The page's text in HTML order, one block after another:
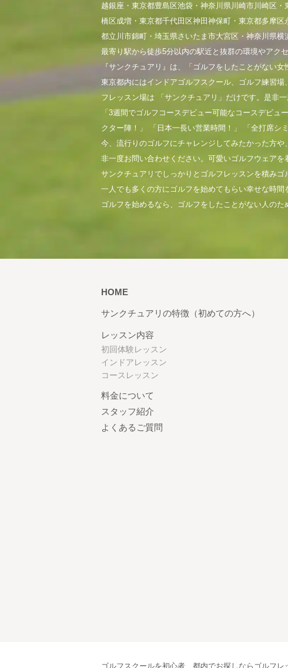
越銀座・東京都豊島区池袋・神奈川県川崎市川崎区
橋区成増・東京都千代田区神田神保町・東京都多摩
都立川市錦町・埼玉県さいたま市大宮区・神奈川県
最寄り駅から徒歩5分以内の駅近と抜群の環境やアク
『サンクチュアリ』は、「ゴルフをしたことがない
東京都内にはインドアゴルフスクール、ゴルフ練習
フレッスン場は 「サンクチュアリ」だけです。是非
「3週間でゴルフコースデビュー可能なコースデビ
クター陣！」 「日本一長い営業時間！」 「全打席シ
今、流行りのゴルフにチャレンジしてみたかった方
非一度お問い合わせください。可愛いゴルフウェア
サンクチュアリでしっかりとゴルフレッスンを積み
一人でも多くの方にゴルフを始めてもらい幸せな時間
ゴルフを始めるなら、ゴルフをしたことがない人の
HOME
サンクチュアリの特徴（初めての方へ）
レッスン内容
初回体験レッスン
インドアレッスン
コースレッスン
料金について
スタッフ紹介
よくあるご質問
ゴルフスクールを初心者、都内でお探しならゴルフ